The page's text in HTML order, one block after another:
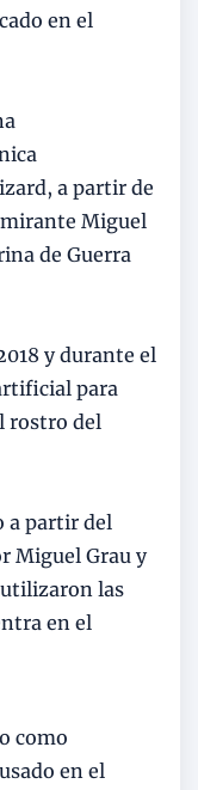
en el
a partir de
Miguel
de Guerra
y durante el
para
rostro del
a partir del
Miguel Grau y
utilizaron las
en el
como
en el